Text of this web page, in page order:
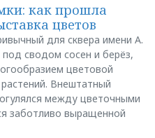
как прошла
цветов
для сквера имени А.
сводом сосен и берёз,
цветовой
Внештатный
между цветочными
заботливо выращенной